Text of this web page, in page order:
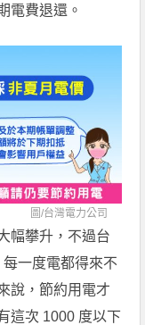
電費退還。
圖/台灣電力公司
幅攀升，不過台
一度電都得來不
說，節約用電才
這次 1000 度以下